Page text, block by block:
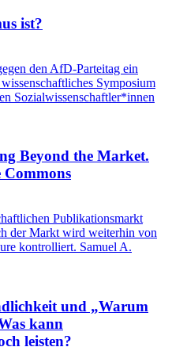
ist?
den AfD-Parteitag ein
Symposium
Sozialwissenschaftler*innen
Beyond the Market.
Commons
Publikationsmarkt
der Markt wird weiterhin von
kontrolliert. Samuel A.
und „Warum
kann
leisten?